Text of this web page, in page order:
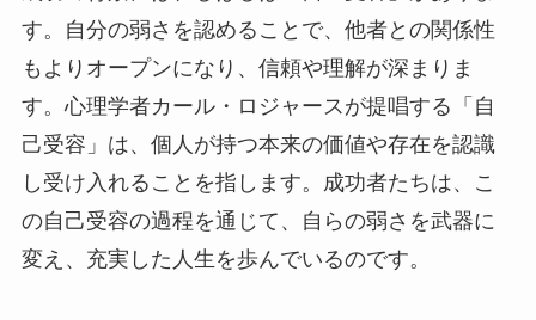
す。自分の弱さを認めることで、他者との関係性
もよりオープンになり、信頼や理解が深まりま
す。心理学者カール・ロジャースが提唱する「自
己受容」は、個人が持つ本来の価値や存在を認識
し受け入れることを指します。成功者たちは、こ
の自己受容の過程を通じて、自らの弱さを武器に
変え、充実した人生を歩んでいるのです。